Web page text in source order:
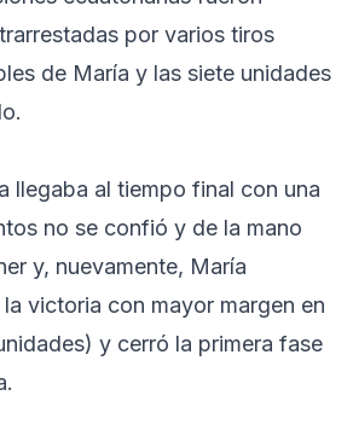
por varios tiros
de María y las siete unidades
llegaba al tiempo final con una
no se confió y de la mano
y, nuevamente, María
victoria con mayor margen en
y cerró la primera fase